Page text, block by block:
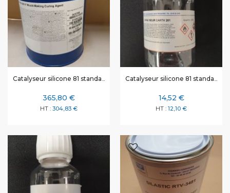
Catalyseur silicone 81 standard - 10 kg
365,80 €
304,83 €
Catalyseur silicone 81 standard - 250 gr
14,52 €
12,10 €